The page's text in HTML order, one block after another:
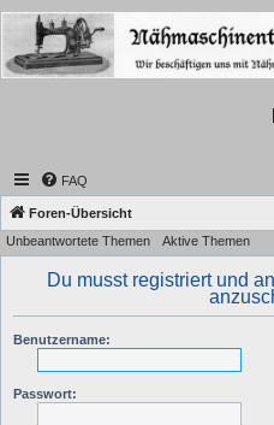
FAQ
Foren-Übersicht
Unbeantwortete Themen Aktive Themen
Du musst registriert und
Benutzername:
Passwort: